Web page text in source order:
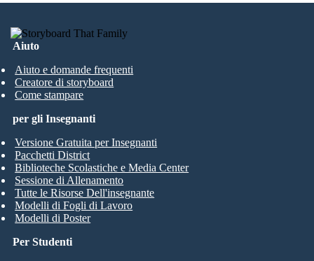
Aiuto
Aiuto e domande frequenti
Creatore di storyboard
Come stampare
Per Studenti
per gli Insegnanti
Versione Gratuita per Insegnanti
Pacchetti District
Biblioteche Scolastiche e Media Center
Sessione di Allenamento
Tutte le Risorse Dell'insegnante
Modelli di Fogli di Lavoro
Modelli di Poster